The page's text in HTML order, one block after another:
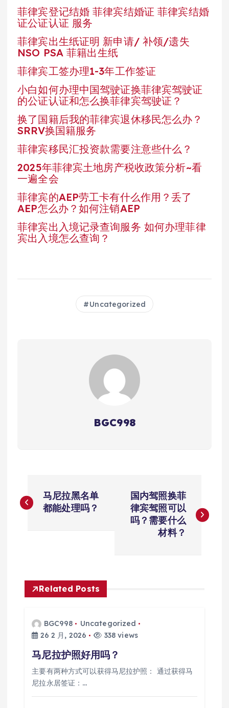
菲律宾登记结婚 菲律宾结婚证 菲律宾结婚
证公证认证 服务
菲律宾出生纸证明 新申请/ 补领/遗失
NSO PSA 菲籍出生纸
菲律宾工签办理1-3年工作签证
小白如何办理中国驾驶证换菲律宾驾驶证
的公证认证和怎么换菲律宾驾驶证？
换了国籍后我的菲律宾退休移民怎么办？
SRRV换国籍服务
菲律宾移民汇投资款需要注意些什么？
2025年菲律宾土地房产税收政策分析~看
一遍全会
菲律宾的AEP劳工卡有什么作用？丢了
AEP怎么办？如何注销AEP
菲律宾出入境记录查询服务 如何办理菲律
宾出入境怎么查询？
Uncategorized
BGC998
章
马尼拉黑名单
都能处理吗？
国内驾照换菲
律宾驾照可以
吗？需要什么
材料？
Related Posts
BGC998
Uncategorized
26 2 月, 2026
338 views
马尼拉护照好用吗？
主要有两种方式可以获得马尼拉护照： 通过获得马
尼拉永居签证：…